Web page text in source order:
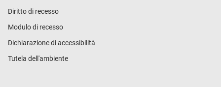
Diritto di recesso
Modulo di recesso
Dichiarazione di accessibilità
Tutela dell'ambiente